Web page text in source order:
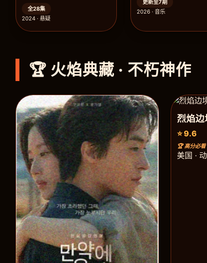
全28集
2024 · 悬疑
更新至7期
2026 · 音乐
🏆 火焰典藏 · 不朽神作
烈焰边
⭐ 9.6
🏆 高分必看
美国 ·